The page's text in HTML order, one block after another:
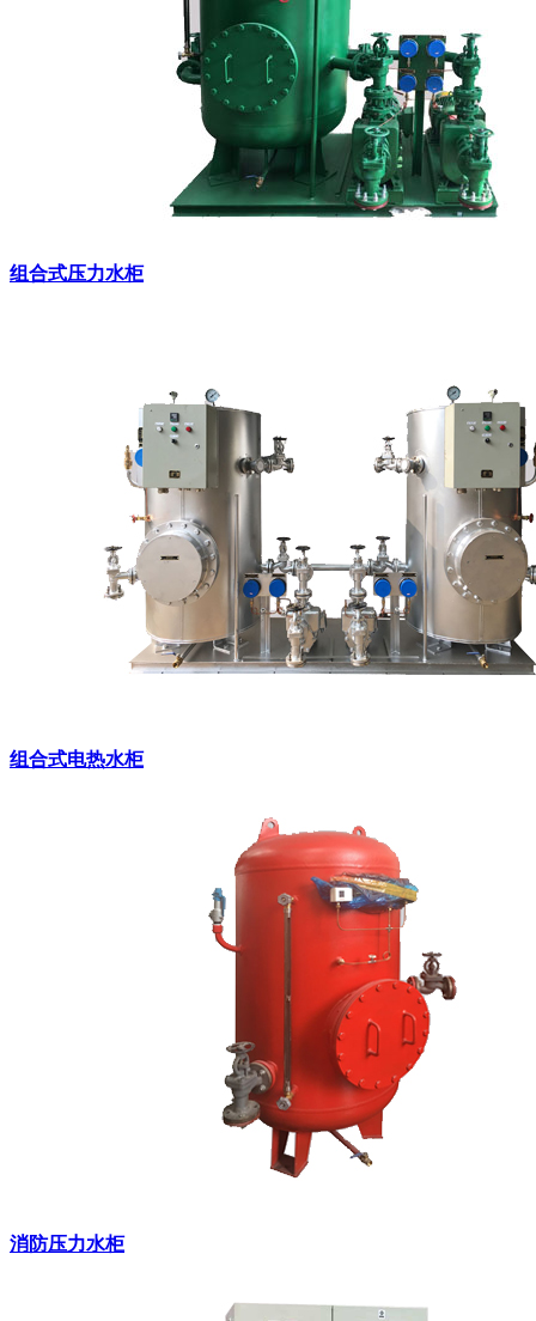
组合式压力水柜
组合式电热水柜
消防压力水柜